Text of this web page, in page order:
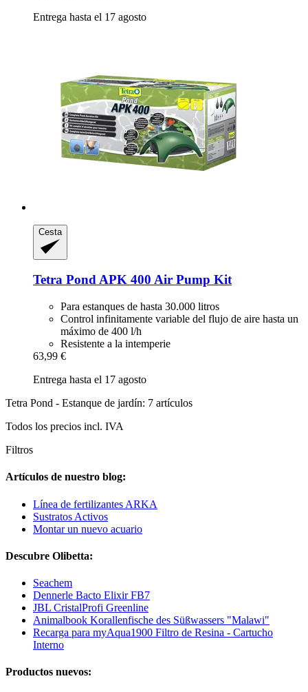
Entrega hasta el 17 agosto
Cesta
Tetra Pond APK 400 Air Pump Kit
Para estanques de hasta 30.000 litros
Control infinitamente variable del flujo de aire hasta un
máximo de 400 l/h
Resistente a la intemperie
63,99 €
Entrega hasta el 17 agosto
Tetra Pond - Estanque de jardín: 7 artículos
Todos los precios incl. IVA
Filtros
Artículos de nuestro blog:
Línea de fertilizantes ARKA
Sustratos Activos
Montar un nuevo acuario
Descubre Olibetta:
Seachem
Dennerle Bacto Elixir FB7
JBL CristalProfi Greenline
Animalbook Korallenfische des Süßwassers "Malawi"
Recarga para myAqua1900 Filtro de Resina - Cartucho
Interno
Productos nuevos: